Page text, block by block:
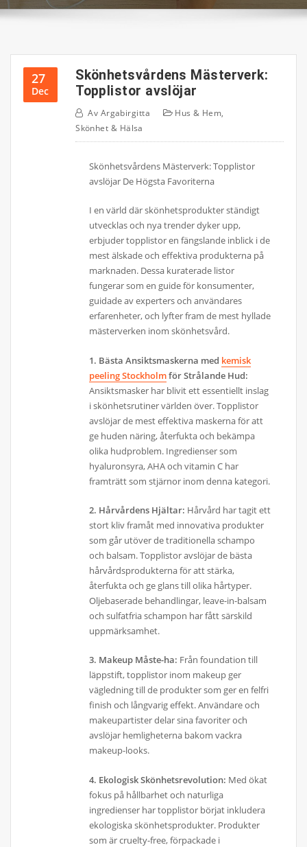
27
Dec
Skönhetsvårdens Mästerverk:
Topplistor avslöjar
Av Argabirgitta Hus & Hem,
Skönhet & Hälsa
Skönhetsvårdens Mästerverk: Topplistor
avslöjar De Högsta Favoriterna
I en värld där skönhetsprodukter ständigt
utvecklas och nya trender dyker upp,
erbjuder topplistor en fängslande inblick i de
mest älskade och effektiva produkterna på
marknaden. Dessa kuraterade listor
fungerar som en guide för konsumenter,
guidade av experters och användares
erfarenheter, och lyfter fram de mest hyllade
mästerverken inom skönhetsvård.
1. Bästa Ansiktsmaskerna med kemisk
peeling Stockholmför Strålande Hud:
Ansiktsmasker har blivit ett essentiellt inslag
i skönhetsrutiner världen över. Topplistor
avslöjar de mest effektiva maskerna för att
ge huden näring, återfukta och bekämpa
olika hudproblem. Ingredienser som
hyaluronsyra, AHA och vitamin C har
framträtt som stjärnor inom denna kategori.
2. Hårvårdens Hjältar: Hårvård har tagit ett
stort kliv framåt med innovativa produkter
som går utöver de traditionella schampo
och balsam. Topplistor avslöjar de bästa
hårvårdsprodukterna för att stärka,
återfukta och ge glans till olika hårtyper.
Oljebaserade behandlingar, leave-in-balsam
och sulfatfria schampon har fått särskild
uppmärksamhet.
3. Makeup Måste-ha: Från foundation till
läppstift, topplistor inom makeup ger
vägledning till de produkter som ger en felfri
finish och långvarig effekt. Användare och
makeupartister delar sina favoriter och
avslöjar hemligheterna bakom vackra
makeup-looks.
4. Ekologisk Skönhetsrevolution: Med ökat
fokus på hållbarhet och naturliga
ingredienser har topplistor börjat inkludera
ekologiska skönhetsprodukter. Produkter
som är cruelty-free, förpackade i